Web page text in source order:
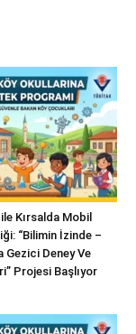
Kırsalda Mobil
“Bilimin İzinde –
Gezici Deney Ve
Projesi Başlıyor